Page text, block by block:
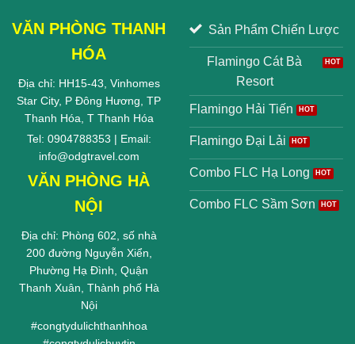
VĂN PHÒNG THANH
HÓA
Địa chỉ: HH15-43, Vinhomes
Star City, P Đông Hương, TP
Thanh Hóa, T Thanh Hóa
Tel: 0904788353 | Email:
info@odgtravel.com
VĂN PHÒNG HÀ
NỘI
Địa chỉ: Phòng 602, số nhà
200 đường Nguyễn Xiển,
Phường Hạ Đình, Quận
Thanh Xuân, Thành phố Hà
Nội
#congtydulichthanhhoa
Sản Phẩm Chiến Lược
Flamingo Cát Bà
Resort
Flamingo Hải Tiến
Flamingo Đại Lải
Combo FLC Hạ Long
Combo FLC Sầm Sơn